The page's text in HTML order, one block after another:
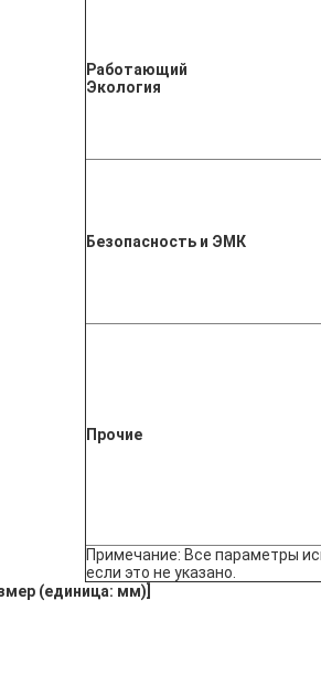
Работающий
Экология
Безопасность и ЭМК
Прочие
Примечание: Все параметры
если это не указано.
(единица: мм)